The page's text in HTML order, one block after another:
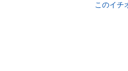
子、旅だけではなく車のレポートなども配信
このイチ